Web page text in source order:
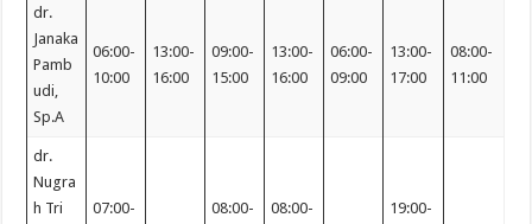
dr.
Janaka
Pamb
udi,
Sp.A
06:00-
10:00
13:00-
16:00
09:00-
15:00
13:00-
16:00
06:00-
09:00
13:00-
17:00
08:00-
11:00
dr.
Nugra
h Tri
07:00-
08:00-
08:00-
19:00-